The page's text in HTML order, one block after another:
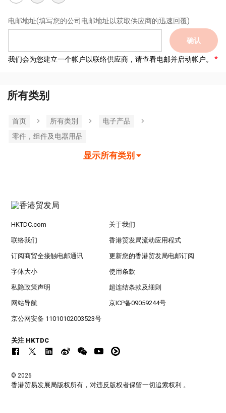
电邮地址(填写您的公司电邮地址以获取供应商的迅速回覆)
确认
我们会为您建立一个帐户以联络供应商，请查看电邮并启动帐户。
所有类别
首页 所有类別
电子产品
零件，组件及电器用品
显示所有类别
HKTDC.com 关于我们
联络我们 香港贸发局流动应用程式
订阅商贸全接触电邮通讯 更新您的香港贸发局电邮订阅
字体大小 使用条款
私隐政策声明 超连结条款及细则
网站导航 京ICP备09059244号
京公网安备 11010102003523号
关注 HKTDC
© 2026
香港贸易发展局版权所有，对违反版权者保留一切追索权利 。